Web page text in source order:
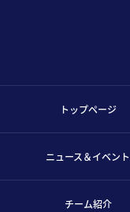
トップページ
ニュース＆イベント
チーム紹介